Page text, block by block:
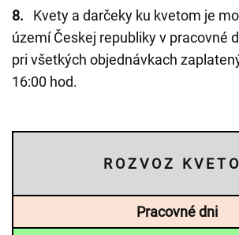
8. Kvety a darčeky ku kvetom je
území Českej republiky v pracovné
pri všetkých objednávkach
16:00 hod.
R O Z V O Z K V E T
Pracovné dni